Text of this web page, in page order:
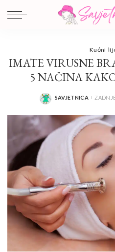
Kućni
IMATE VIRUSNE
5 NAČINA
POSTED
SAVJETNICA